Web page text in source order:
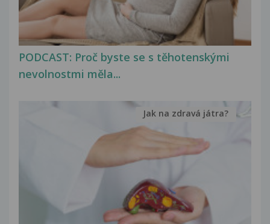
PODCAST: Proč byste se s těhotenskými
nevolnostmi měla...
Jak na zdravá játra?